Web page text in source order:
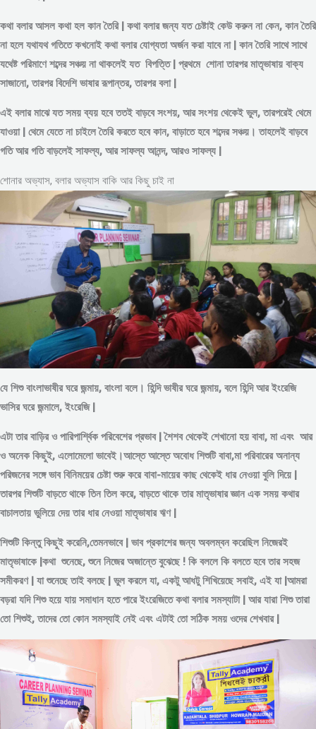
কথা বলার আসল কথা হল কান তৈরি | কথা বলার জন্য যত চেষ্টাই কেউ করুন না কেন, কান তৈরি
না হলে যথাযথ গতিতে কখনোই কথা বলার যোগ্যতা অর্জন করা যাবে না | কান তৈরি সাথে সাথে
যথেষ্ট পরিমাণেশব্দেরসঞ্চয় না থাকলেই যত বিপত্তি | প্রথমে শোনা তারপর মাতৃভাষায় বাক্য
সাজানো, তারপর বিদেশি ভাষার রূপান্তর, তারপর বলা |
এই বলার মাঝে যত সময় ব্যয় হবে ততই বাড়বে সংশয়, আর সংশয় থেকেই ভুল, তারপরেই থেমে
যাওয়া | থেমে যেতে না চাইলে তৈরি করতে হবে কান, বাড়াতে হবে শব্দের সঞ্চয়। তাহলেই বাড়বে
গতি আর গতি বাড়লেই সাফল্য, আর সাফল্য আনন্দ, আরও সাফল্য |
শোনার অভ্যাস, বলার অভ্যাস বাকি আর কিছু চাই না
যে শিশু বাংলাভাষীর ঘরে জন্মায়, বাংলা বলে। হিন্দি ভাষীর ঘরে জন্মায়, বলে হিন্দি আর ইংরেজি
ভাসির ঘরে জন্মালে, ইংরেজি |
এটা তার বাড়ির ও পারিপার্শ্বিক পরিবেশের প্রভাব | শৈশব থেকেই শেখানো হয় বাবা, মা এবং আর
ও অনেক কিছুই, এলোমেলো ভাবেই।আস্তে আস্তে অবোধ শিশুটি বাবা,মা পরিবারের অনান্য
পরিজনের সঙ্গে ভাব বিনিময়ের চেষ্টা শুরু করে বাবা-মায়ের কাছ থেকেই ধার নেওয়া বুলি দিয়ে |
তারপর শিশুটি বাড়তে থাকে তিন তিল করে, বাড়তে থাকে তার মাতৃভাষার জ্ঞান এক সময় কথার
বাচালতায় ভুলিয়ে দেয় তার ধার নেওয়া মাতৃভাষার ঋণ |
শিশুটি কিন্তু কিছুই করেনি,তেমনভাবে | ভাব প্রকাশের জন্য অবলম্বন করেছিল নিজেরই
মাতৃভাষাকে |কথা শুনেছে, শুনে নিজের অজান্তে বুঝেছে ! কি বললে কি বলতে হবে তার সহজ
সমীকরণ | যা শুনেছে তাই বলছে | ভুল করলে যা, একটু আধটু শিখিয়েছে সবাই, এই যা |আমরা
বড়রা যদি শিশু হয়ে যায় সমাধান হতে পারে ইংরেজিতে কথা বলার সমস্যাটা | আর যারা শিশু তারা
তো শিশুই, তাদের তো কোন সমস্যাই নেই এবং এটাই তো সঠিক সময় ওদের শেখবার |